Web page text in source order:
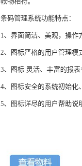
条码管理系统功能特点：
1、界面简洁、美观，操作
2、图标严格的用户管理模
3、图标 灵活、丰富的报
4、图标安全的系统初始化
5、图标详尽的用户帮助说